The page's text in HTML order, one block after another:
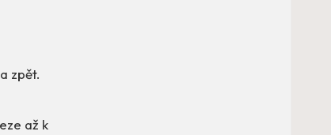
zpět.
až k